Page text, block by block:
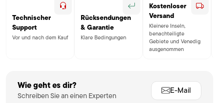
Technischer
Support
Vor und nach dem Kauf
Rücksendungen
& Garantie
Klare Bedingungen
Kostenloser
Versand
Kleinere Inseln,
benachteiligte
Gebiete und Venedig
ausgenommen
Wie geht es dir?
Schreiben Sie an einen Experten
E-Mail